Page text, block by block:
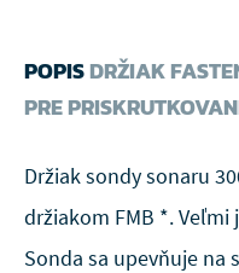
POPISDRŽIAK
PRE
Držiak sondy sonaru
držiakom FMB *.
Sonda sa upevňuje na